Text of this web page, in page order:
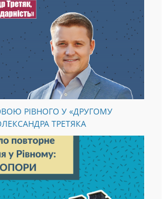
РІВНОГО У «ДРУГОМУ
ТРЕТЯКА